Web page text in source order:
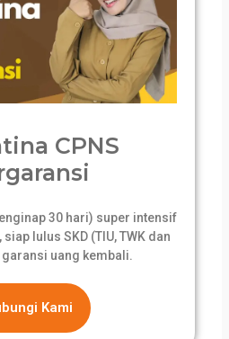
CPNS
30 hari) super intensif
lulus SKD (TIU, TWK dan
uang kembali.
Kami